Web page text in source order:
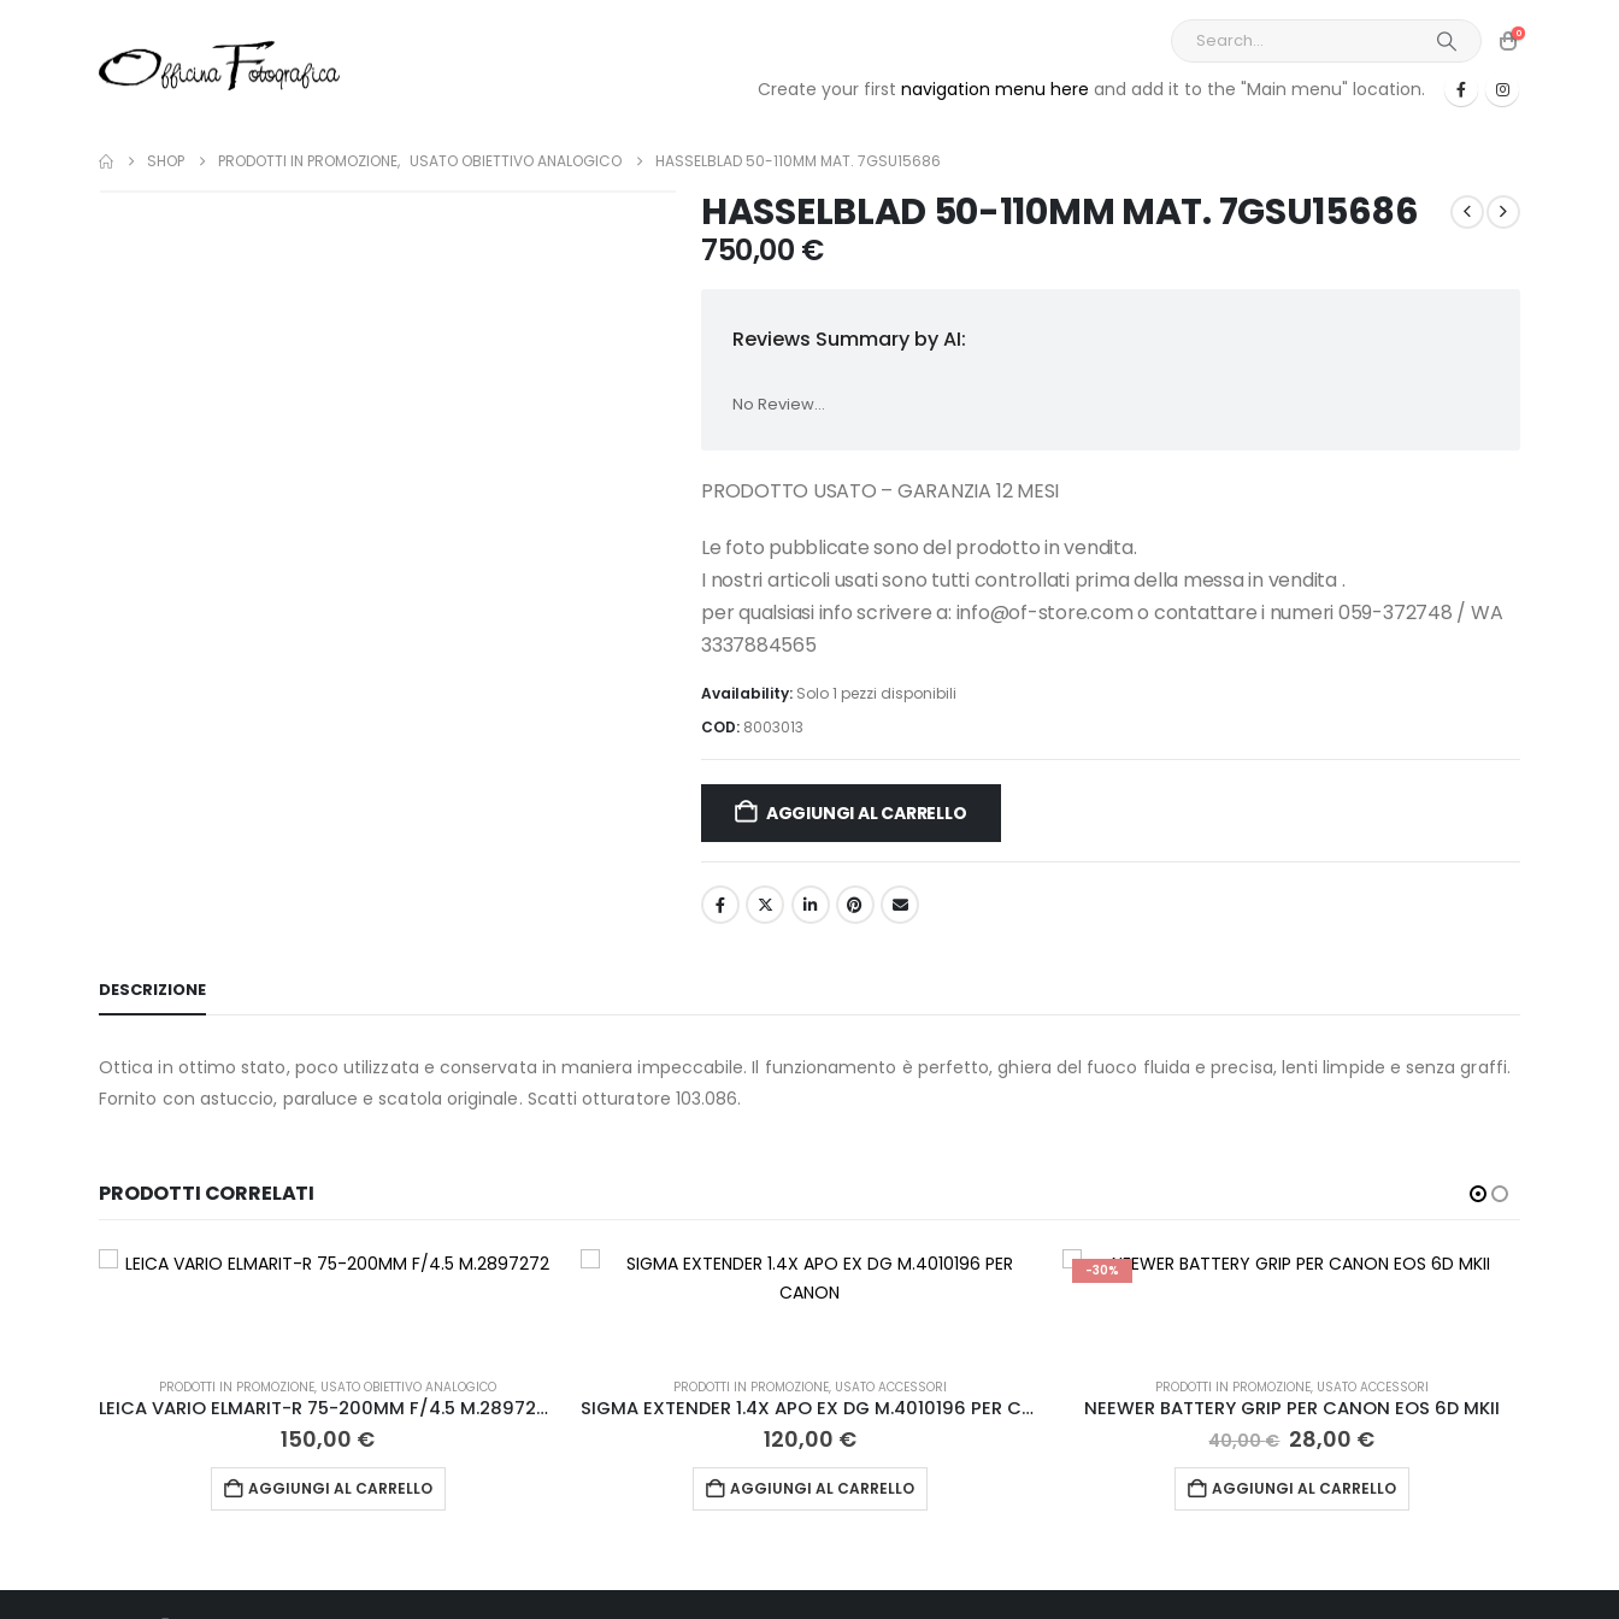
0
Create your first navigation menu here and add it to the "Main menu" location.
SHOP PRODOTTI IN PROMOZIONE, USATO OBIETTIVO ANALOGICO HASSELBLAD 50-110MM MAT. 7GSU15686
HASSELBLAD 50-110MM MAT. 7GSU15686
750,00 €
Reviews Summary by AI:
No Review...
PRODOTTO USATO – GARANZIA 12 MESI
Le foto pubblicate sono del prodotto in vendita.
I nostri articoli usati sono tutti controllati prima della messa in vendita .
per qualsiasi info scrivere a: info@of-store.com o contattare i numeri 059-372748 / WA
3337884565
Availability: Solo 1 pezzi disponibili
COD: 8003013
AGGIUNGI AL CARRELLO
DESCRIZIONE
Ottica in ottimo stato, poco utilizzata e conservata in maniera impeccabile. Il funzionamento è perfetto, ghiera del fuoco fluida e precisa, lenti limpide e senza graffi.
Fornito con astuccio, paraluce e scatola originale. Scatti otturatore 103.086.
PRODOTTI CORRELATI
PRODOTTI IN PROMOZIONE, USATO OBIETTIVO ANALOGICO
LEICA VARIO ELMARIT-R 75-200MM F/4.5 M.2897272
150,00 €
AGGIUNGI AL CARRELLO
PRODOTTI IN PROMOZIONE, USATO ACCESSORI
SIGMA EXTENDER 1.4X APO EX DG M.4010196 PER CANON
120,00 €
AGGIUNGI AL CARRELLO
-30%
PRODOTTI IN PROMOZIONE, USATO ACCESSORI
NEEWER BATTERY GRIP PER CANON EOS 6D MKII
40,00€ Il
prezzo
originale
era:
28,00 €Il
attuale
è:
AGGIUNGI AL CARRELLO